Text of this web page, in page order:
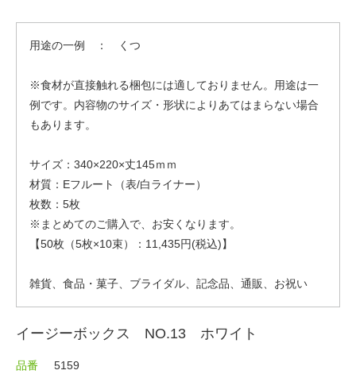
用途の一例 ： くつ
※食材が直接触れる梱包には適しておりません。用途は一
例です。内容物のサイズ・形状によりあてはまらない場合
もあります。
サイズ：340×220×丈145ｍｍ
材質：Eフルート（表/白ライナー）
枚数：5枚
※まとめてのご購入で、お安くなります。
【50枚（5枚×10束）：11,435円(税込)】
雑貨、食品・菓子、ブライダル、記念品、通販、お祝い
イージーボックス NO.13 ホワイト
品番 5159